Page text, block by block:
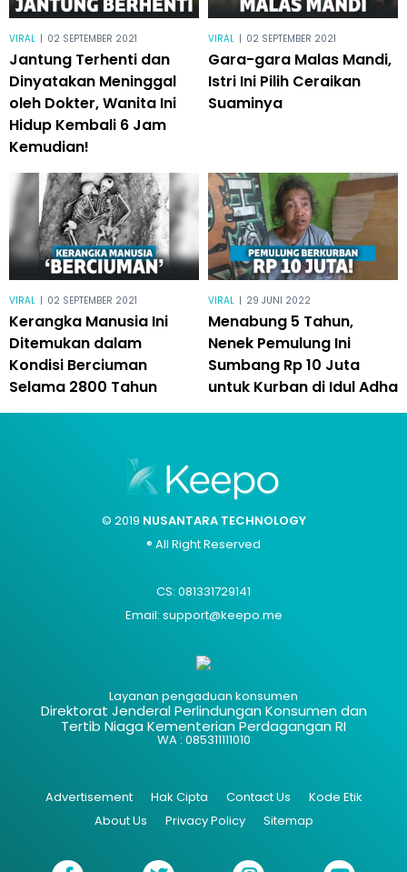
VIRAL | 02 SEPTEMBER 2021
Jantung Terhenti dan
Dinyatakan Meninggal
oleh Dokter, Wanita Ini
Hidup Kembali 6 Jam
Kemudian!
VIRAL | 02 SEPTEMBER 2021
Gara-gara Malas Mandi,
Istri Ini Pilih Ceraikan
Suaminya
VIRAL | 02 SEPTEMBER 2021
Kerangka Manusia Ini
Ditemukan dalam
Kondisi Berciuman
Selama 2800 Tahun
VIRAL | 29 JUNI 2022
Menabung 5 Tahun,
Nenek Pemulung Ini
Sumbang Rp 10 Juta
untuk Kurban di Idul Adha
© 2019 NUSANTARA TECHNOLOGY
® All Right Reserved
CS: 081331729141
Email: support@keepo.me
Layanan pengaduan konsumen
Direktorat Jenderal Perlindungan Konsumen dan
Tertib Niaga Kementerian Perdagangan RI
WA : 085311111010
Advertisement Hak Cipta Contact Us
Kode Etik
About Us
Privacy Policy Sitemap